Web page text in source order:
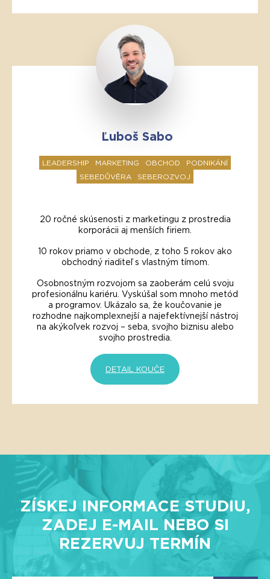
Ľuboš Sabo
LEADERSHIP MARKETING OBCHOD
PODNIKÁNÍ
SEBEDŮVĚRA
SEBEROZVOJ
20 ročné skúsenosti z marketingu z prostredia
korporácii aj menších firiem.
10 rokov priamo v obchode, z toho 5 rokov ako
obchodný riaditeľ s vlastným tímom.
Osobnostným rozvojom sa zaoberám celú svoju
profesionálnu kariéru. Vyskúšal som mnoho metód
a programov. Ukázalo sa, že koučovanie je
rozhodne najkomplexnejší a najefektívnejší nástroj
na akýkoľvek rozvoj – seba, svojho biznisu alebo
svojho prostredia.
DETAIL KOUČE
ZÍSKEJ INFORMACE STUDIU,
ZADEJ E-MAIL NEBO SI
REZERVUJ TERMÍN